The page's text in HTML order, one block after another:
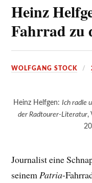
Heinz
Fahrrad zu
WOLFGANG STOCK
Heinz Helfgen:Ich radle
der Radtourer-Literatur,
Journalist eine
seinemPatria-